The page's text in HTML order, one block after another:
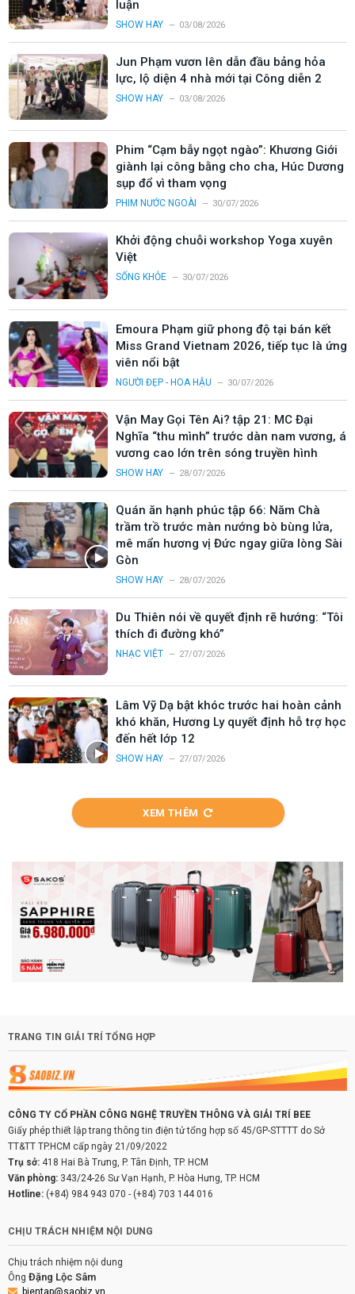
luận
SHOW HAY 03/08/2026
Jun Phạm vươn lên dẫn đầu bảng hỏa
lực, lộ diện 4 nhà mới tại Công diễn 2
SHOW HAY 03/08/2026
Phim “Cạm bẫy ngọt ngào”: Khương Giới
giành lại công bằng cho cha, Húc Dương
sụp đổ vì tham vọng
PHIM NƯỚC NGOÀI 30/07/2026
Khởi động chuỗi workshop Yoga xuyên
Việt
SỐNG KHỎE 30/07/2026
Emoura Phạm giữ phong độ tại bán kết
Miss Grand Vietnam 2026, tiếp tục là ứng
viên nổi bật
NGƯỜI ĐẸP - HOA HẬU 30/07/2026
Vận May Gọi Tên Ai? tập 21: MC Đại
Nghĩa “thu mình” trước dàn nam vương, á
vương cao lớn trên sóng truyền hình
SHOW HAY 28/07/2026
Quán ăn hạnh phúc tập 66: Năm Chà
trầm trồ trước màn nướng bò bùng lửa,
mê mẩn hương vị Đức ngay giữa lòng Sài
Gòn
SHOW HAY 28/07/2026
Du Thiên nói về quyết định rẽ hướng: “Tôi
thích đi đường khó”
NHẠC VIỆT 27/07/2026
Lâm Vỹ Dạ bật khóc trước hai hoàn cảnh
khó khăn, Hương Ly quyết định hỗ trợ học
đến hết lớp 12
SHOW HAY 27/07/2026
XEM THÊM
TRANG TIN GIẢI TRÍ TỔNG HỢP
CÔNG TY CỔ PHẦN CÔNG NGHỆ TRUYỀN THÔNG VÀ GIẢI TRÍ BEE
Giấy phép thiết lập trang thông tin điện tử tổng hợp số 45/GP-STTTT do Sở
TT&TT TP.HCM cấp ngày 21/09/2022
Trụ sở: 418 Hai Bà Trưng, P. Tân Định, TP. HCM
Văn phòng: 343/24-26 Sư Vạn Hạnh, P. Hòa Hưng, TP. HCM
Hotline: (+84) 984 943 070 - (+84) 703 144 016
CHỊU TRÁCH NHIỆM NỘI DUNG
Chịu trách nhiệm nội dung
Ông Đặng Lộc Sâm
bientap@saobiz.vn